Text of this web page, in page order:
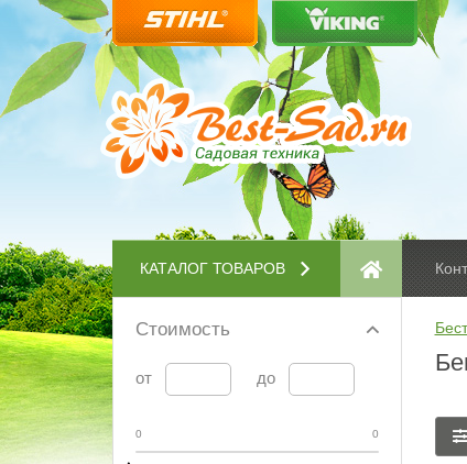
КАТАЛОГ ТОВАРОВ
Стоимость
от до
0 0